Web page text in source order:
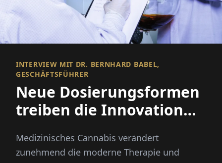
INTERVIEW MIT DR. BERNHARD BABEL,
GESCHÄFTSFÜHRER
Neue Dosierungsformen
treiben die Innovation
Cannabis voran
Medizinisches Cannabis verändert
zunehmend die moderne Therapie und